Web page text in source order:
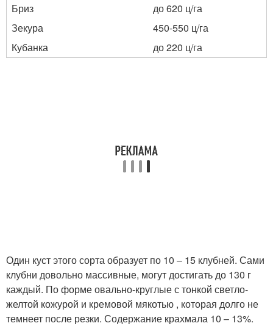
Бриз
до 620 ц/га
Зекура
450-550 ц/га
Кубанка
до 220 ц/га
Один куст этого сорта образует по 10 – 15 клубней. Сами
клубни довольно массивные, могут достигать до 130 г
каждый. По форме овально-круглые с тонкой светло-
желтой кожурой и кремовой мякотью , которая долго не
темнеет после резки. Содержание крахмала 10 – 13%.